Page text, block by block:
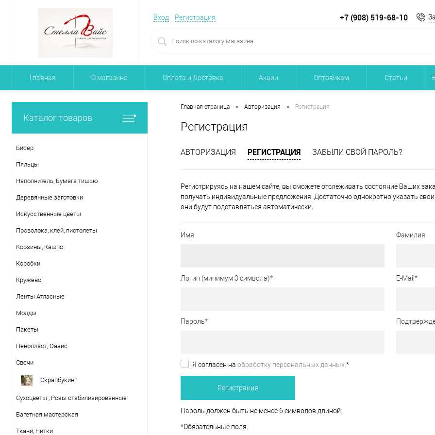
Вход Регистрация +7 (908) 519-68-10
Главная О магазине Оплата и Доставка Акции Оптовикам Статьи
Каталог товаров
Бисер
Пяльцы
Наполнитель, Бумага тишью
Деревянные заготовки
Искусственные цветы
Проволока, клей, пистолеты
Корзины, Кашпо
Коробки
Кружево
Ленты Атласные
Молды
Пакеты
Пенопласт, Оазис
Свечи
Скрапбукинг
Сухоцветы , Розы стабилизированные
Багетная мастерская
Ткани, Нитки
Главная страница • Авторизация • Регистрация
Регистрация
АВТОРИЗАЦИЯ РЕГИСТРАЦИЯ ЗАБЫЛИ СВОЙ ПАРОЛЬ?
Регистрируясь на нашем сайте, вы сможете отслеживать состояние Ваших
получать индивидуальные предложения. Достаточно однократно указать
они будут подставляться автоматически.
Имя Фамилия
Логин (минимум 3 символа)* E-Mail *
Пароль*
Я согласен на обработку персональных данных.*
Пароль должен быть не менее 6 символов длиной.
*Обязательные поля.